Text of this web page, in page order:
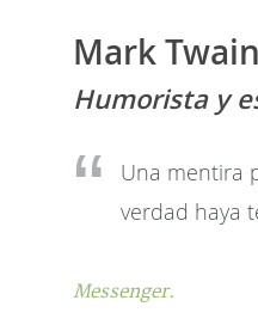
Mark Twain
Humorista y
Una mentira
verdad haya
Messenger.